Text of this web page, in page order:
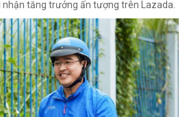
nhận tăng trưởng ấn tượng trên Lazada.